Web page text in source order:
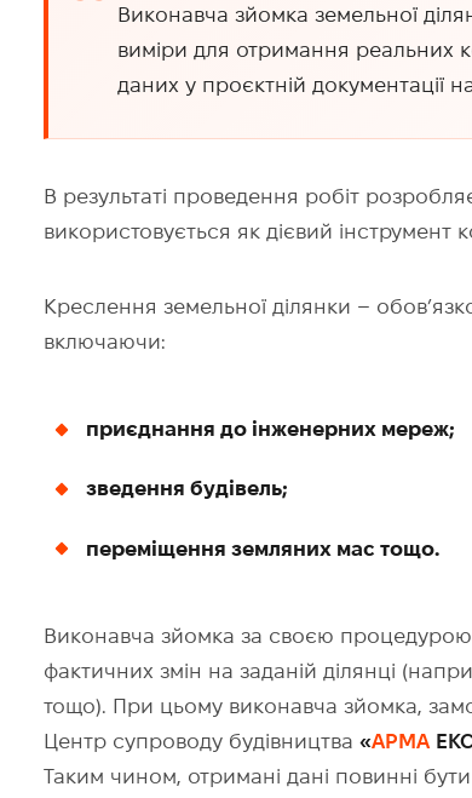
Виконавча зйомка земельної
виміри для отримання реальних
даних у проєктній документації
В результаті проведення робіт
використовується як дієвий інструмент
Креслення земельної ділянки –
включаючи:
приєднання до інженерних мереж;
зведення будівель;
переміщення земляних мас тощо.
Виконавча зйомка за своєю процедурою
фактичних змін на заданій ділянці
тощо). При цьому виконавча зйомка,
Центр супроводу будівництва«АРМА
Таким чином, отримані дані повинні